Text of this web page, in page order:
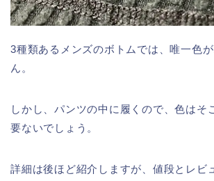
3種類あるメンズのボトムでは、唯一色
ん。
しかし、パンツの中に履くので、色はそ
要ないでしょう。
詳細は後ほど紹介しますが、値段とレビ